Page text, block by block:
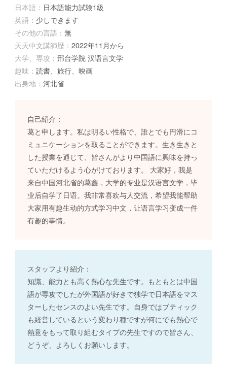
日本語： 日本語能力試験1級
英語： 少しできます
その他の言語：無
天天中文講師歴：2022年11月から
大学、専攻：邢台学院 汉语言文学
趣味：読書、旅行、映画
出身地：河北省
自己紹介：
葛と申します。私は明るい性格で、誰とでも円滑にコ
ミュニケーションを取ることができます。生き生きと
した授業を通じて、皆さんがより中国語に興味を持っ
ていただけるよう心がけております。 大家好，我是
来自中国河北省的葛鑫，大学的专业是汉语言文学，毕
业后自学了日语。我非常喜欢与人交流，希望我能帮助
大家用有趣生动的方式学习中文，让语言学习变成一件
有趣的事情。
スタッフより紹介：
知識、能力とも高く熱心な先生です。もともとは中国
語が専攻でしたが外国語が好きで独学で日本語をマス
ターしたセンスのよい先生です。自身ではブティック
も経営しているという変わり種ですが何にでも熱心で
熱意をもって取り組むタイプの先生ですので皆さん、
どうぞ、よろしくお願いします。